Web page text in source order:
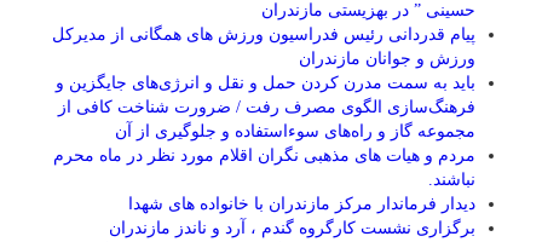
حسینی ” در بهزیستی مازندران
پیام قدردانی رئیس فدراسیون ورزش های همگانی از مدیرکل
ورزش و جوانان مازندران
باید به سمت مدرن کردن حمل و نقل و انرژی‌های جایگزین و
فرهنگ‌سازی الگوی مصرف رفت / ضرورت شناخت کافی از
مجموعه گاز و راه‌های سوءاستفاده و جلوگیری از آن
مردم و هیات های مذهبی نگران اقلام مورد نظر در ماه محرم
نباشند.
دیدار فرماندار مرکز مازندران با خانواده های شهدا
برگزاری نشست کارگروه گندم ، آرد و ناندز مازندران